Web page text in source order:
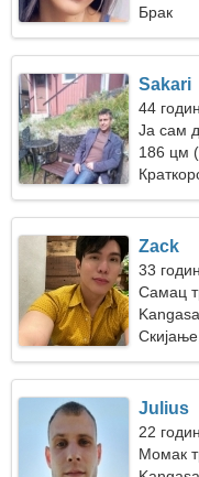
Брак
Sakari
44
Ја сам
186 цм
Zack
33
Самац
Julius
22
Момак